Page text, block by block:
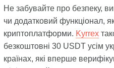
Не забувайте про безпеку,
чи додатковий функціонал,
криптоплатформи. Kyrrex
безкоштовні 30 USDT усім
країнах, які вперше